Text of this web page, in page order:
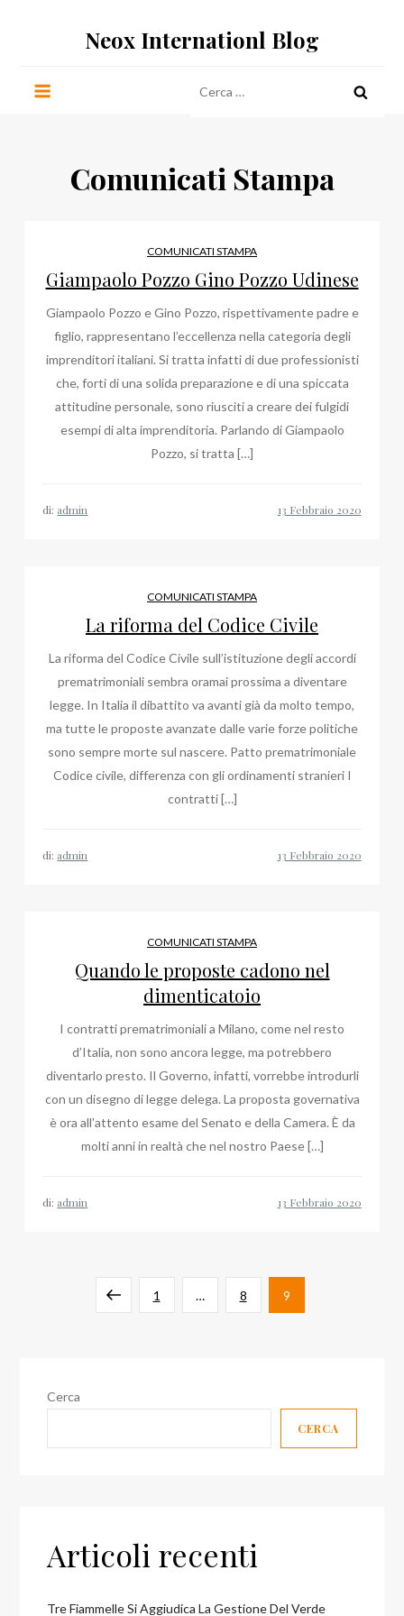
Neox Internationl Blog
per:
Comunicati Stampa
COMUNICATI STAMPA
Giampaolo Pozzo Gino Pozzo Udinese
Giampaolo Pozzo e Gino Pozzo, rispettivamente padre e
figlio, rappresentano l’eccellenza nella categoria degli
imprenditori italiani. Si tratta infatti di due professionisti
che, forti di una solida preparazione e di una spiccata
attitudine personale, sono riusciti a creare dei fulgidi
esempi di alta imprenditoria. Parlando di Giampaolo
Pozzo, si tratta […]
di: admin
COMUNICATI STAMPA
La riforma del Codice Civile
La riforma del Codice Civile sull’istituzione degli accordi
prematrimoniali sembra oramai prossima a diventare
legge. In Italia il dibattito va avanti già da molto tempo,
ma tutte le proposte avanzate dalle varie forze politiche
sono sempre morte sul nascere. Patto prematrimoniale
Codice civile, differenza con gli ordinamenti stranieri I
contratti […]
di: admin
COMUNICATI STAMPA
Quando le proposte cadono nel
dimenticatoio
I contratti prematrimoniali a Milano, come nel resto
d’Italia, non sono ancora legge, ma potrebbero
diventarlo presto. Il Governo, infatti, vorrebbe introdurli
con un disegno di legge delega. La proposta governativa
è ora all’attento esame del Senato e della Camera. È da
molti anni in realtà che nel nostro Paese […]
di: admin
Paginazione
articoli
PaginaPagina
1 … Pagina
8 Pagina
9
Cerca
CERCA
Articoli recenti
Tre Fiammelle Si Aggiudica La Gestione Del Verde